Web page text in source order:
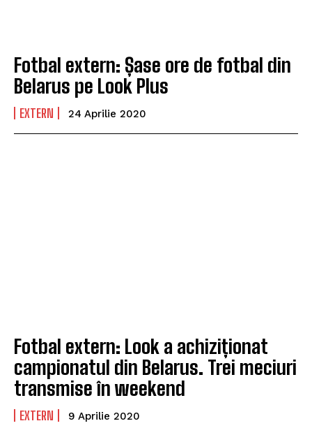
Fotbal extern: Șase ore de fotbal din
Belarus pe Look Plus
EXTERN 24 Aprilie 2020
Fotbal extern: Look a achiziționat
campionatul din Belarus. Trei meciuri
transmise în weekend
EXTERN 9 Aprilie 2020